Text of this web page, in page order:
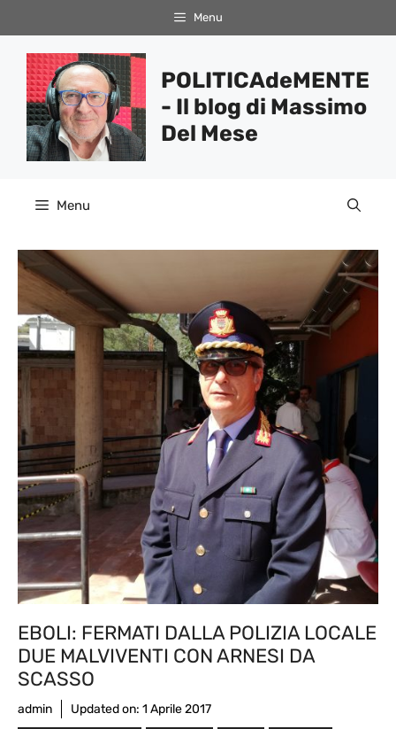
al
contenuto
Menu
POLITICAdeMENTE
- Il blog di Massimo
Del Mese
Menu
EBOLI: FERMATI DALLA POLIZIA LOCALE
DUE MALVIVENTI CON ARNESI DA
SCASSO
admin Updated on: 1 Aprile 2017